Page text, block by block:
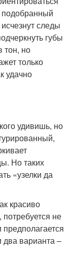
подобранный
следы
губы
тон, но
только
удачно
удивишь, но
Но таких
«узелки да
красиво
не
два варианта –